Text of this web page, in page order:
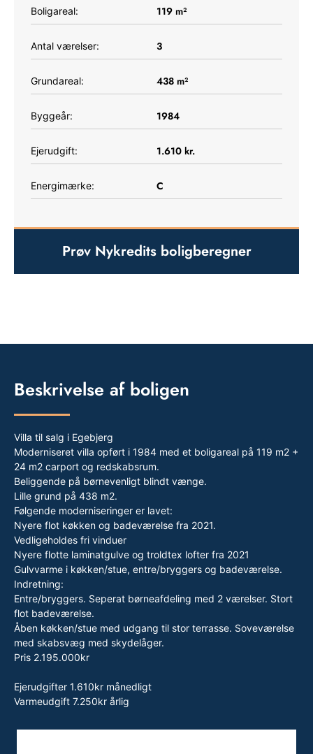
Boligareal: 119 m²
Antal værelser: 3
Grundareal: 438 m²
Byggeår: 1984
Ejerudgift: 1.610 kr.
Energimærke: C
Prøv Nykredits boligberegner
Beskrivelse af boligen
Villa til salg i Egebjerg
Moderniseret villa opført i 1984 med et boligareal på 119 m2 +
24 m2 carport og redskabsrum.
Beliggende på børnevenligt blindt vænge.
Lille grund på 438 m2.
Følgende moderniseringer er lavet:
Nyere flot køkken og badeværelse fra 2021.
Vedligeholdes fri vinduer
Nyere flotte laminatgulve og troldtex lofter fra 2021
Gulvvarme i køkken/stue, entre/bryggers og badeværelse.
Indretning:
Entre/bryggers. Seperat børneafdeling med 2 værelser. Stort
flot badeværelse.
Åben køkken/stue med udgang til stor terrasse. Soveværelse
med skabsvæg med skydelåger.
Pris 2.195.000kr
Ejerudgifter 1.610kr månedligt
Varmeudgift 7.250kr årlig